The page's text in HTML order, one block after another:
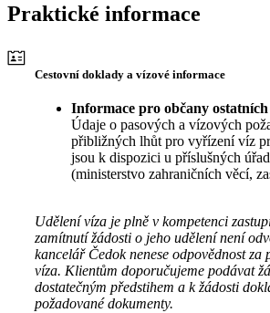
Praktické informace
Cestovní doklady a vízové informace
Informace pro občany ostatních
Údaje o pasových a vízových
přibližných lhůt pro vyřízení víz
jsou k dispozici u příslušných
(ministerstvo zahraničních věcí,
Udělení víza je plně v kompetenci
zamítnutí žádosti o jeho udělení není
kancelář Čedok nenese odpovědnost za
víza. Klientům doporučujeme podávat
dostatečným předstihem a k žádosti
požadované dokumenty.